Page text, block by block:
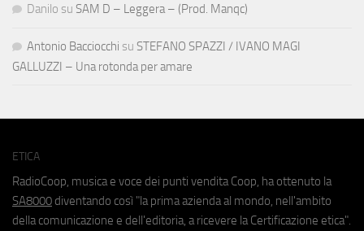
Danilo su SAM D – Leggera – (Prod. Manqc)
Antonio Bacciocchi su STEFANO SPAZZI / IVANO MAGI
GALLUZZI – Una rotonda per amare
ETICA
RadioCoop, musica e voce dei punti vendita Coop, ha ottenuto la
SA8000 diventando così "la prima azienda al mondo, nell'ambito
della comunicazione e dell'editoria, a ricevere la Certificazione etica".